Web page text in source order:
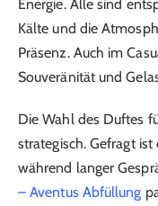
Energie. Alle sind
Kälte und die
Präsenz. Auch im
Souveränität und
Die Wahl des Duftes
strategisch. Gefragt
während langer
– Aventus Abfüllung